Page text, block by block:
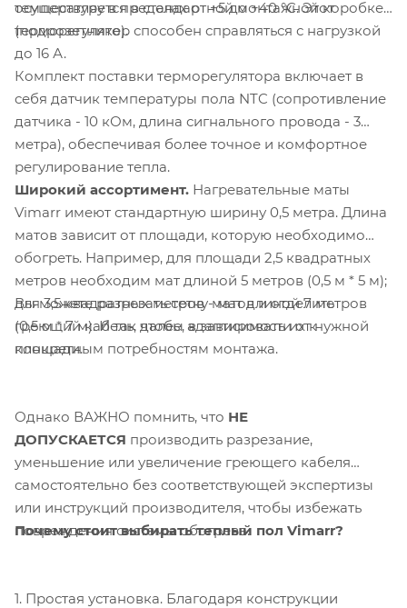
температуру в пределах от +5 до +40 °C. Этот
терморегулятор способен справляться с нагрузкой
до 16 А.
осуществляется в стандартной монтажной коробке
(подрозетнике).
Комплект поставки терморегулятора включает в
себя датчик температуры пола NTC (сопротивление
датчика - 10 кОм, длина сигнального провода - 3
метра), обеспечивая более точное и комфортное
регулирование тепла.
Широкий ассортимент. Нагревательные маты
Vimarr имеют стандартную ширину 0,5 метра. Длина
матов зависит от площади, которую необходимо
обогреть. Например, для площади 2,5 квадратных
метров необходим мат длиной 5 метров (0,5 м * 5 м);
для 3,5 квадратных метров - мат длиной 7 метров
(0,5 м * 7 м). И так далее, в зависимости от нужной
площади.
Вы можете разрезать сетку матов и отделить
греющий кабель, чтобы адаптировать их к
конкретным потребностям монтажа.
Однако ВАЖНО помнить, что НЕ
ДОПУСКАЕТСЯ производить разрезание,
уменьшение или увеличение греющего кабеля
самостоятельно без соответствующей экспертизы
или инструкций производителя, чтобы избежать
повреждения системы обогрева.
Почему стоит выбирать теплый пол Vimarr?
1. Простая установка. Благодаря конструкции